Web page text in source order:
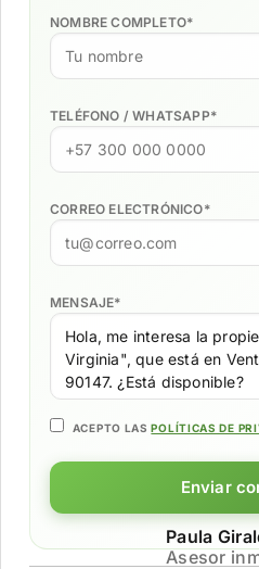
NOMBRE COMPLETO*
TELÉFONO / WHATSAPP*
CORREO ELECTRÓNICO*
MENSAJE*
ACEPTO LASPOLÍTICAS DE
Enviar
Paula
Asesor